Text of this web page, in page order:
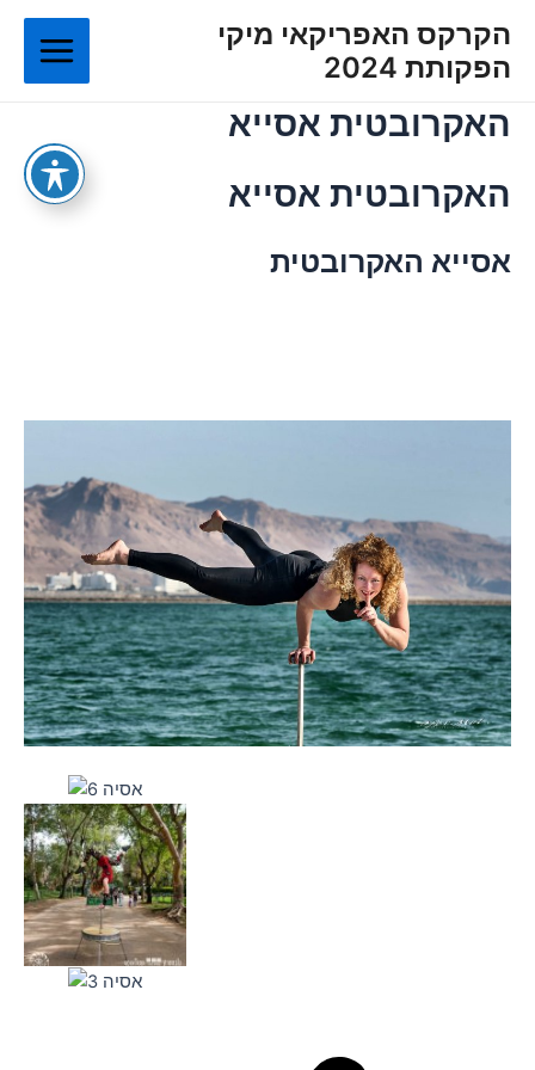
לתוכןהקרקס האפריקאי מיקי
הפקותת 2024
Main
Menu
האקרובטית אסייא
האקרובטית אסייא
אסייא האקרובטית